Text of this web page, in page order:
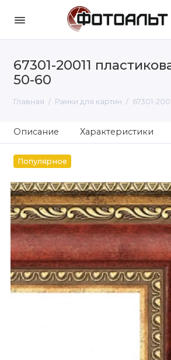
67301-20011
50-60
Главная Рамки для картин 67301-
Описание Характеристики
Популярное